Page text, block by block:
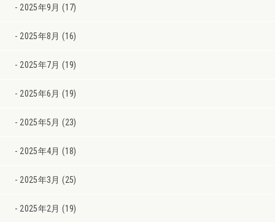
2025年9月 (17)
2025年8月 (16)
2025年7月 (19)
2025年6月 (19)
2025年5月 (23)
2025年4月 (18)
2025年3月 (25)
2025年2月 (19)